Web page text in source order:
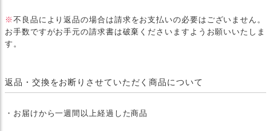
※不良品により返品の場合は請求をお支払いの必要はございません。
お手数ですがお手元の請求書は破棄くださいますようお願いいたしま
す。
返品・交換をお断りさせていただく商品について
・お届けから一週間以上経過した商品